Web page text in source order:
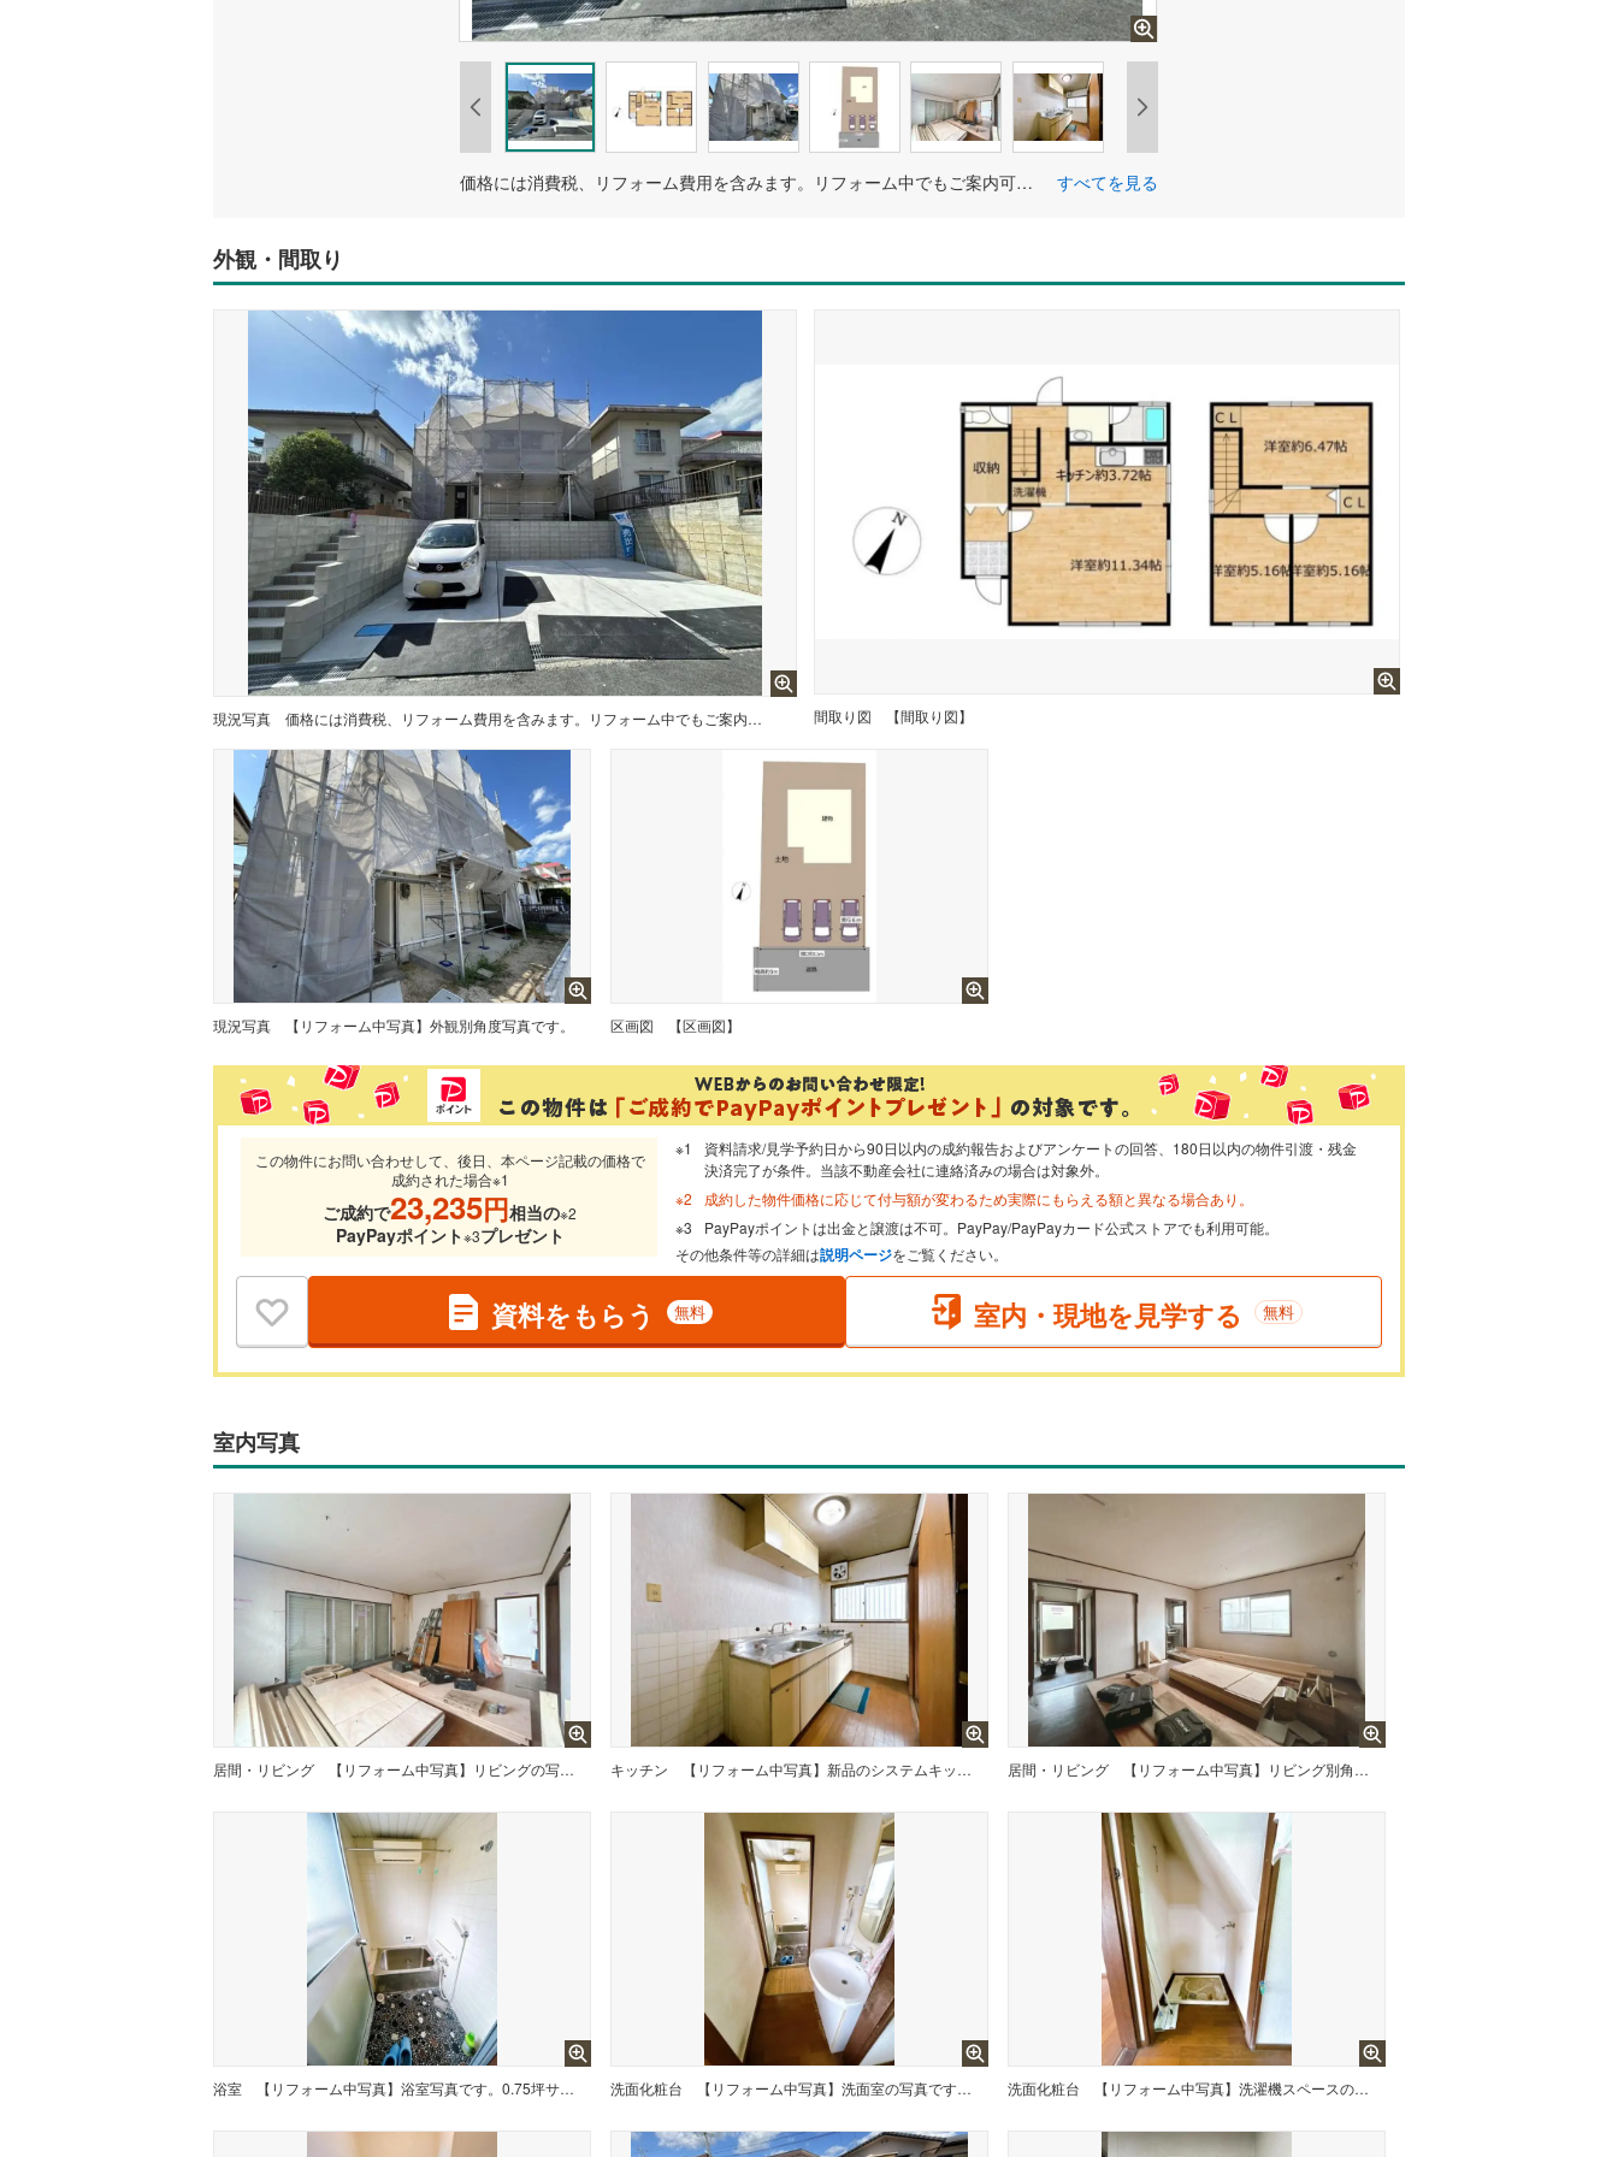
価格には消費税、リフォーム費用を含みます。リフォーム中でもご案内可能。内覧希望の方はお電話ください。 すべてを見る
外観・間取り
現況写真 価格には消費税、リフォーム費用を含みます。リフォーム中でもご案内可能。内覧希望の方はお電話ください。 間取り図 【間取り図】
現況写真 【リフォーム中写真】外観別角度写真です。 区画図 【区画図】
この物件にお問い合わせして、後日、本ページ記載の価格で
成約された場合※1
ご成約で23,235円相当の※2
PayPayポイント※3プレゼント
資料請求/見学予約日から90日以内の成約報告およびアンケートの回答、180日以内の物件引渡・残金
決済完了が条件。当該不動産会社に連絡済みの場合は対象外。
成約した物件価格に応じて付与額が変わるため実際にもらえる額と異なる場合あり。
PayPayポイントは出金と譲渡は不可。PayPay/PayPayカード公式ストアでも利用可能。
その他条件等の詳細は説明ページをご覧ください。
資料をもらう 無料 室内・現地を見学する 無料
室内写真
居間・リビング 【リフォーム中写真】リビングの写真です。床はフローリング張り替え、クロス張替えを行います。ご家財は撤去いたします。 キッチン 【リフォーム中写真】新品のシステムキッチンに交換いたします。 居間・リビング 【リフォーム中写真】リビング別角度写真です。ご家財は撤去いたします。
浴室 【リフォーム中写真】浴室写真です。0.75坪サイズの新品のユニットバスに交換いたします。 洗面化粧台 【リフォーム中写真】洗面室の写真です。洗面台は新品交換し、床はクッションフロアを張り替えます。 洗面化粧台 【リフォーム中写真】洗濯機スペースの写真です。洗濯水栓は新品に交換いたします。